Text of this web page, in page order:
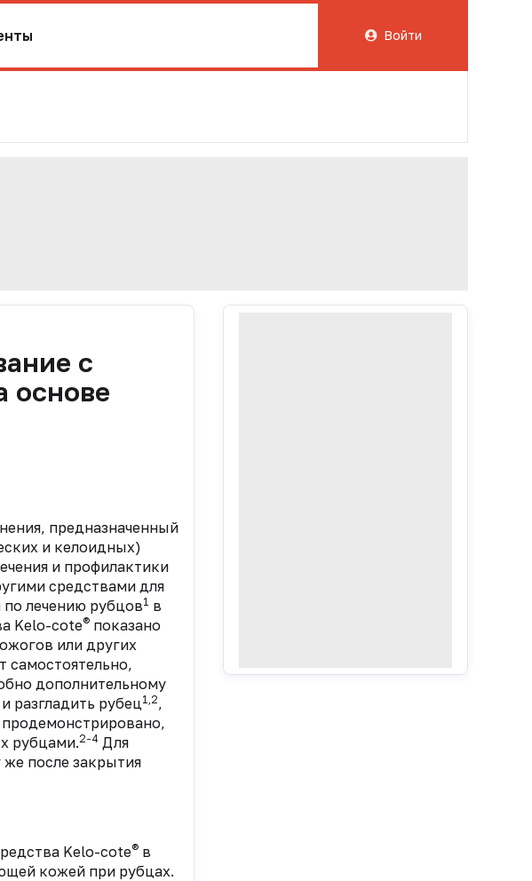
Войти
с
основе
предназначенный
и келоидных)
и профилактики
средствами для
лечению рубцов1 в
Kelo-cote® показано
или других
самостоятельно,
дополнительному
разгладить рубец1,2,
рубцами.2-4 Для
после закрытия
Kelo-cote® в
кожей при рубцах.